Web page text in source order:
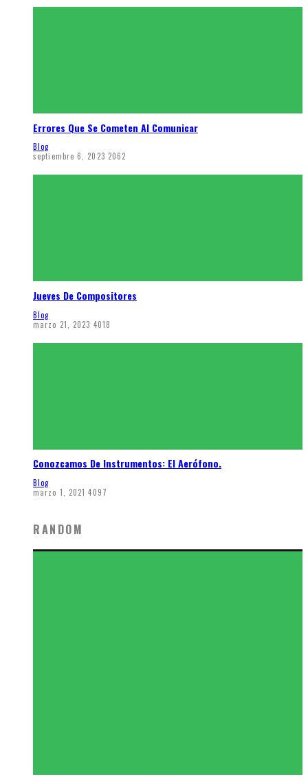
Errores Que Se Cometen Al Comunicar
Blog
septiembre 6, 2023 2062
Jueves De Compositores
Blog
marzo 21, 2023 4018
Conozcamos De Instrumentos: El Aerófono.
Blog
marzo 1, 2021 4097
RANDOM